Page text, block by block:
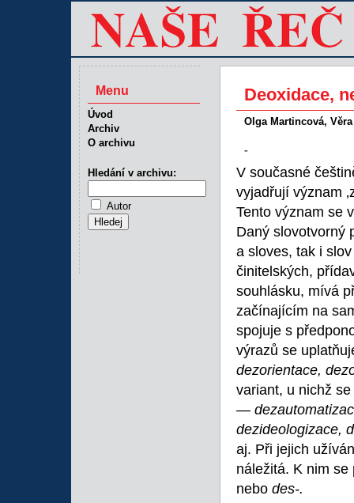
Deoxidace,
Olga Martincová,
-
V současné
vyjadřují význam
Tento význam se
Daný slovotvorný
a sloves, tak i
činitelských,
souhlásku, mívá
začínajícím na
spojuje s
výrazů se
dezorientace,
variant, u nichž
—
dezideologizace,
aj. Při jejich
náležitá. K nim
nebo des-.
Menu
Úvod
Archiv
O archivu
Hledání v archivu:
Autor